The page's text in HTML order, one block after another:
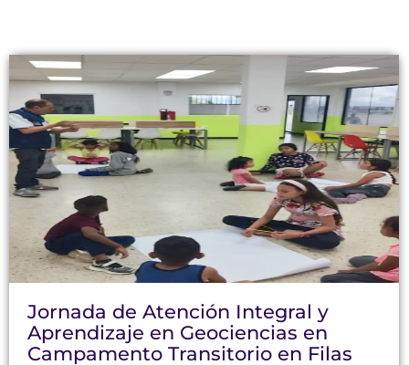
Jornada de Atención Integral y
Aprendizaje en Geociencias en
Campamento Transitorio en Filas